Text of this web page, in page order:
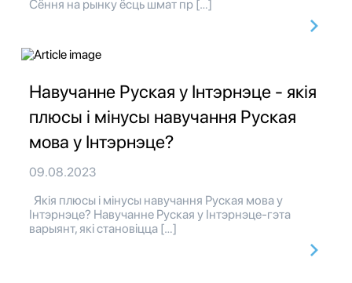
Сёння на рынку ёсць шмат пр […]
Навучанне Руская у Інтэрнэце - якія
плюсы і мінусы навучання Руская
мова у Інтэрнэце?
09.08.2023
Якія плюсы і мінусы навучання Руская мова у
Інтэрнэце? Навучанне Руская у Інтэрнэце-гэта
варыянт, які становіцца […]